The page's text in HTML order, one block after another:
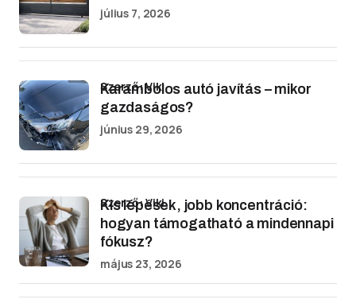
július 7, 2026
Karambolos autó javítás – mikor
gazdaságos?
Szerző: Viki
június 29, 2026
Kis lépések, jobb koncentráció:
hogyan támogatható a mindennapi
fókusz?
Szerző: Viki
május 23, 2026